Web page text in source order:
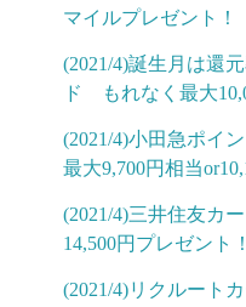
マイルプレゼント！
(2021/4)誕生月は還
ド もれなく最大
(2021/4)小田急ポイ
最大9,700円相当
(2021/4)三井住友カ
14,500円プレゼント！
(2021/4)リクルート